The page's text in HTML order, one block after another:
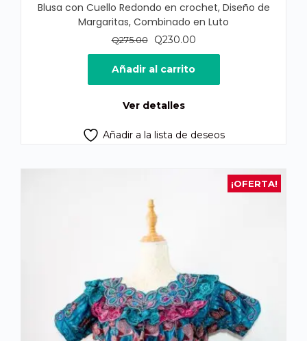
Blusa con Cuello Redondo en crochet, Diseño de
Margaritas, Combinado en Luto
Q275.00
El
precio
original
era:
Q230.00El
precio
actual
es:
Añadir al carrito
Ver detalles
Añadir a la lista de deseos
¡OFERTA!